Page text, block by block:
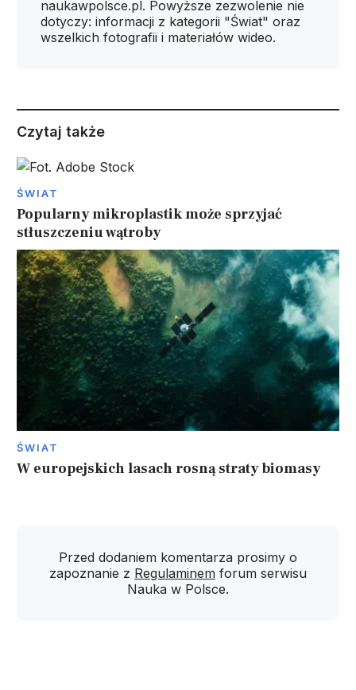
naukawpolsce.pl. Powyższe zezwolenie nie
dotyczy: informacji z kategorii "Świat" oraz
wszelkich fotografii i materiałów wideo.
Czytaj także
ŚWIAT
Popularny mikroplastik może sprzyjać
stłuszczeniu wątroby
ŚWIAT
W europejskich lasach rosną straty biomasy
Przed dodaniem komentarza prosimy o
zapoznanie z Regulaminem forum serwisu
Nauka w Polsce.